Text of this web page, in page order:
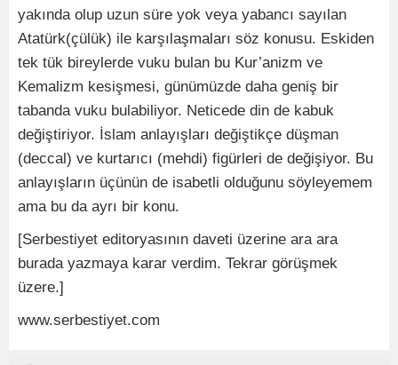
yakında olup uzun süre yok veya yabancı sayılan
Atatürk(çülük) ile karşılaşmaları söz konusu. Eskiden
tek tük bireylerde vuku bulan bu Kur’anizm ve
Kemalizm kesişmesi, günümüzde daha geniş bir
tabanda vuku bulabiliyor. Neticede din de kabuk
değiştiriyor. İslam anlayışları değiştikçe düşman
(deccal) ve kurtarıcı (mehdi) figürleri de değişiyor. Bu
anlayışların üçünün de isabetli olduğunu söyleyemem
ama bu da ayrı bir konu.
[Serbestiyet editoryasının daveti üzerine ara ara
burada yazmaya karar verdim. Tekrar görüşmek
üzere.]
www.serbestiyet.com